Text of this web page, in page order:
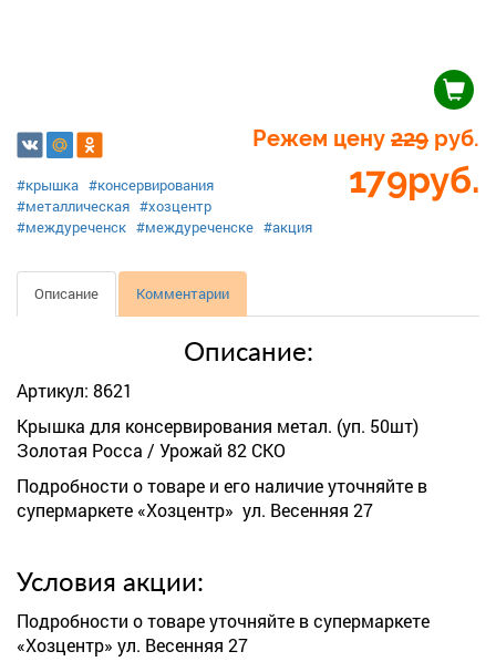
Режем цену 229 руб.
179руб.
#крышка #консервирования
#металлическая #хозцентр
#междуреченск #междуреченске #акция
Описание Комментарии
Описание:
Артикул: 8621
Крышка для консервирования метал. (уп. 50шт)
Золотая Росса / Урожай 82 СКО
Подробности о товаре и его наличие уточняйте в
супермаркете «Хозцентр» ул. Весенняя 27
Условия акции:
Подробности о товаре уточняйте в супермаркете
«Хозцентр» ул. Весенняя 27